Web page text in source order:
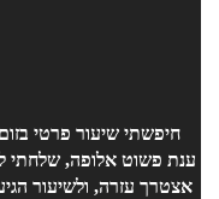
חיפשתי שיעור פרטי
ענת פשוט אלופה, שלחתי
אצטרך עזרה, ולשיעור